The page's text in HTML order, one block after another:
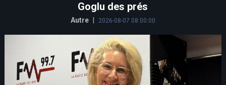
Goglu des prés
Autre 2026-08-07 08:00:00